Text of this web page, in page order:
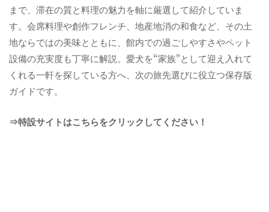
まで、滞在の質と料理の魅力を軸に厳選して紹介していま
す。会席料理や創作フレンチ、地産地消の和食など、その土
地ならではの美味とともに、館内での過ごしやすさやペット
設備の充実度も丁寧に解説。愛犬を“家族”として迎え入れて
くれる一軒を探している方へ、次の旅先選びに役立つ保存版
ガイドです。
⇒特設サイトはこちらをクリックしてください！